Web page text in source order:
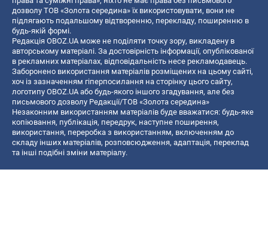
дозволу ТОВ «Золота середина» їх використовувати, вони не
підлягають подальшому відтворенню, перекладу, поширенню в
будь-якій формі.
Редакція OBOZ.UA може не поділяти точку зору, викладену в
авторському матеріалі. За достовірність інформації, опублікованої
в рекламних матеріалах, відповідальність несе рекламодавець.
Заборонено використання матеріалів розміщених на цьому сайті,
хоч із зазначенням гіперпосилання на сторінку цього сайту,
логотипу OBOZ.UA або будь-якого іншого згадування, але без
письмового дозволу Редакції/ТОВ «Золота середина»
Незаконним використанням матеріалів буде вважатися: будь-яке
копiювання, публiкацiя, передрук, наступне поширення,
використання, переробка з використанням, включенням до
складу інших матеріалів, розповсюдження, адаптація, переклад
та інші подібні зміни матеріалу.